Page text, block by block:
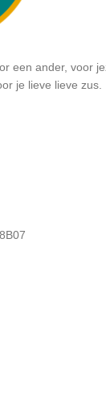
een ander, voor
je lieve lieve zus.